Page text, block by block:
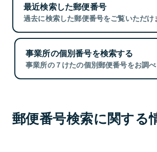
最近検索した郵便番号
過去に検索した郵便番号をご覧いただけ
事業所の個別番号を検索する
事業所の７けたの個別郵便番号をお調べ
郵便番号検索に関する